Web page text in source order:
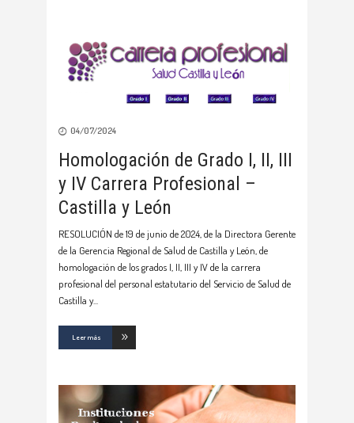
04/07/2024
Homologación de Grado I, II, III
y IV Carrera Profesional –
Castilla y León
RESOLUCIÓN de 19 de junio de 2024, de la Directora Gerente
de la Gerencia Regional de Salud de Castilla y León, de
homologación de los grados I, II, III y IV de la carrera
profesional del personal estatutario del Servicio de Salud de
Castilla y
Leer más